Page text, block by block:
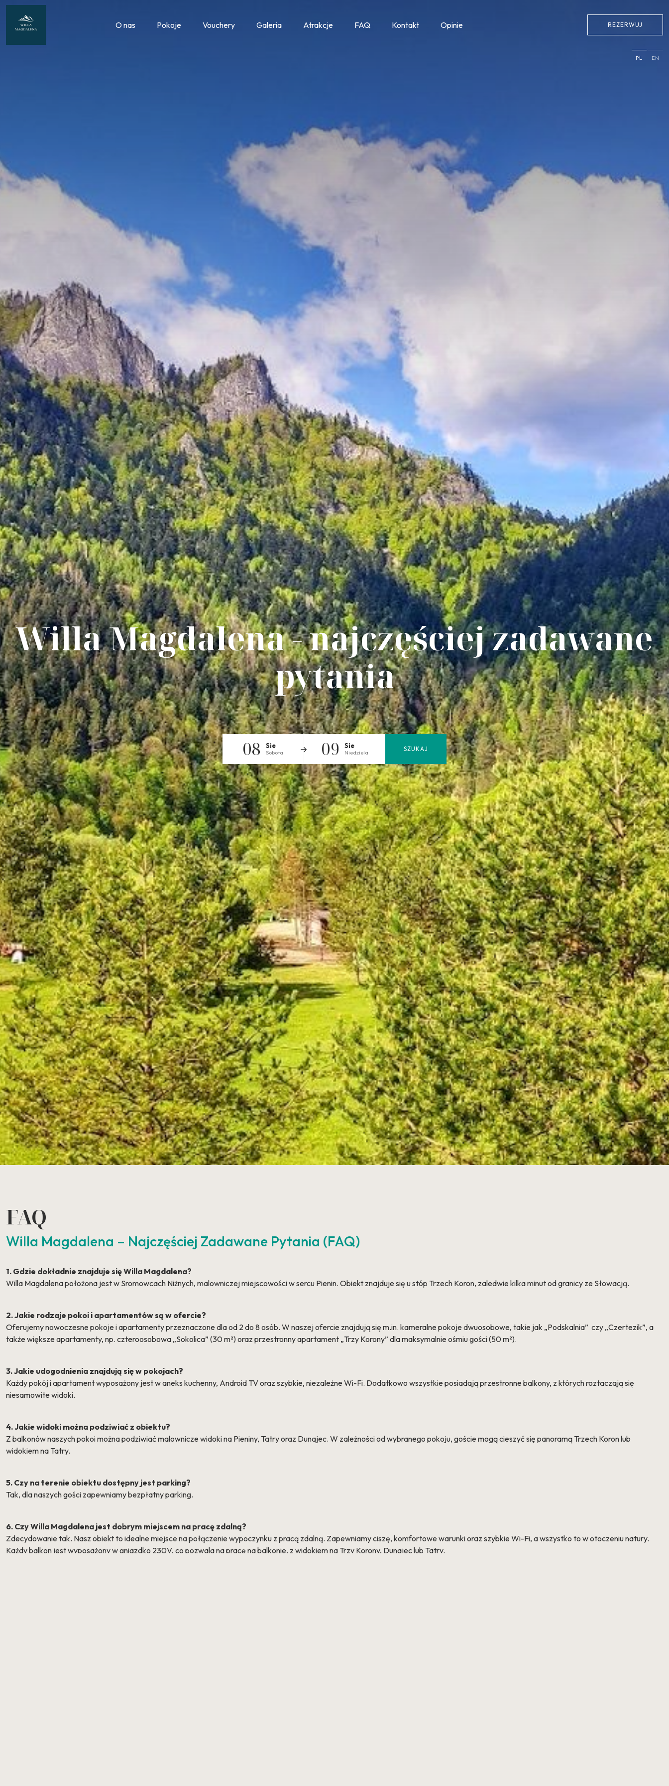
O nas Pokoje Vouchery Galeria Atrakcje FAQ Kontakt Opinie REZERWUJ
PL EN
Willa Magdalena - najczęściej zadawane
pytania
08 Sie
Sobota 09 Sie
Niedziela SZUKAJ
FAQ
Willa Magdalena – Najczęściej Zadawane Pytania (FAQ)
1. Gdzie dokładnie znajduje się Willa Magdalena?
Willa Magdalena położona jest w Sromowcach Niżnych, malowniczej miejscowości w sercu Pienin. Obiekt znajduje się u stóp Trzech Koron, zaledwie kilka minut od granicy ze Słowacją.
2. Jakie rodzaje pokoi i apartamentów są w ofercie?
Oferujemy nowoczesne pokoje i apartamenty przeznaczone dla od 2 do 8 osób. W naszej ofercie znajdują się m.in. kameralne pokoje dwuosobowe, takie jak „Podskalnia” czy „Czertezik”, a
także większe apartamenty, np. czteroosobowa „Sokolica” (30 m²) oraz przestronny apartament „Trzy Korony” dla maksymalnie ośmiu gości (50 m²).
3. Jakie udogodnienia znajdują się w pokojach?
Każdy pokój i apartament wyposażony jest w aneks kuchenny, Android TV oraz szybkie, niezależne Wi-Fi. Dodatkowo wszystkie posiadają przestronne balkony, z których roztaczają się
niesamowite widoki.
4. Jakie widoki można podziwiać z obiektu?
Z balkonów naszych pokoi można podziwiać malownicze widoki na Pieniny, Tatry oraz Dunajec. W zależności od wybranego pokoju, goście mogą cieszyć się panoramą Trzech Koron lub
widokiem na Tatry.
5. Czy na terenie obiektu dostępny jest parking?
Tak, dla naszych gości zapewniamy bezpłatny parking.
6. Czy Willa Magdalena jest dobrym miejscem na pracę zdalną?
Zdecydowanie tak. Nasz obiekt to idealne miejsce na połączenie wypoczynku z pracą zdalną. Zapewniamy ciszę, komfortowe warunki oraz szybkie Wi-Fi, a wszystko to w otoczeniu natury.
Każdy balkon jest wyposażony w gniazdko 230V, co pozwala na pracę na balkonie, z widokiem na Trzy Korony, Dunajec lub Tatry.